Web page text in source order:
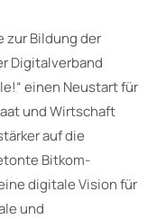
zur Bildung der
Digitalverband
einen Neustart für
und Wirtschaft
auf die
Bitkom-
digitale Vision für
und